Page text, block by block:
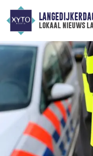
lokaal nieuws